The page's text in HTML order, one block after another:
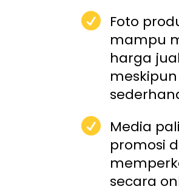
 Foto
mampu
harga
 Media
promosi
secara